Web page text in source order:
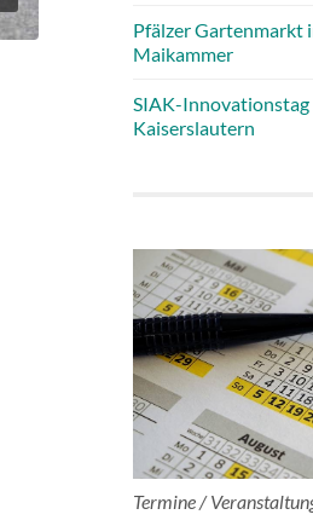
Pfälzer Gartenmarkt
Maikammer
SIAK-
Kaiserslautern
Termine /